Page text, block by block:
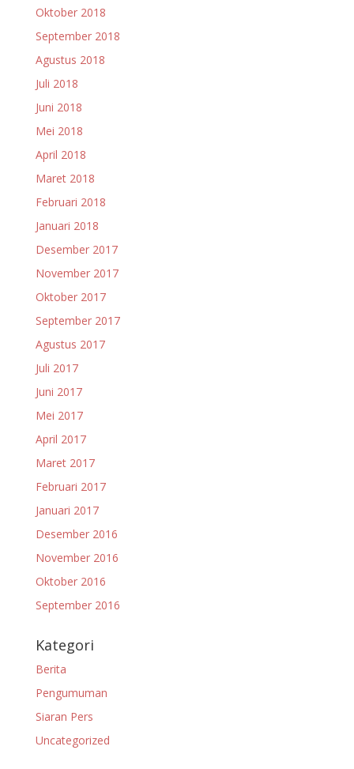
Oktober 2018
September 2018
Agustus 2018
Juli 2018
Juni 2018
Mei 2018
April 2018
Maret 2018
Februari 2018
Januari 2018
Desember 2017
November 2017
Oktober 2017
September 2017
Agustus 2017
Juli 2017
Juni 2017
Mei 2017
April 2017
Maret 2017
Februari 2017
Januari 2017
Desember 2016
November 2016
Oktober 2016
September 2016
Kategori
Berita
Pengumuman
Siaran Pers
Uncategorized